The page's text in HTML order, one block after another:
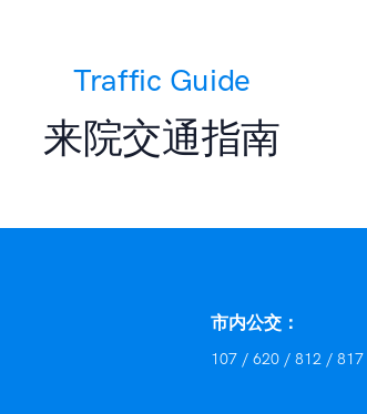
Traffic Guide
来院交通指南
市内公交：
107 / 620 / 812 /